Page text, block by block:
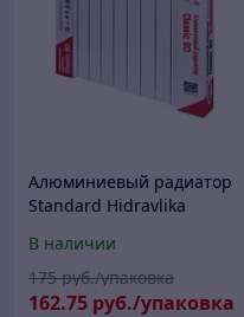
Алюминиевый радиатор
Standard Hidravlika
В наличии
162.75 руб./упаковка
175 руб./упаковка